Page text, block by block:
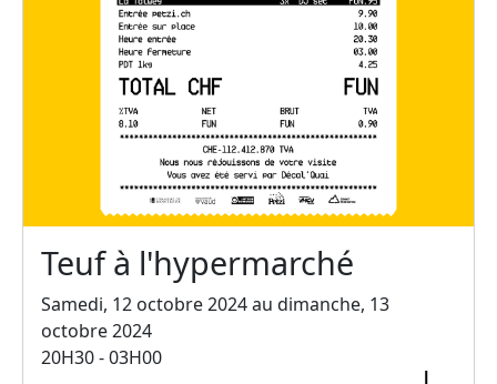
Teuf à l'hypermarché
Samedi, 12 octobre 2024 au dimanche, 13
octobre 2024
20H30 - 03H00